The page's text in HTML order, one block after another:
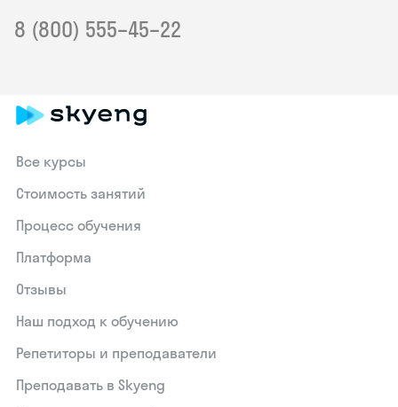
8 (800) 555–45–22
Все курсы
Стоимость занятий
Процесс обучения
Платформа
Отзывы
Наш подход к обучению
Репетиторы и преподаватели
Преподавать в Skyeng